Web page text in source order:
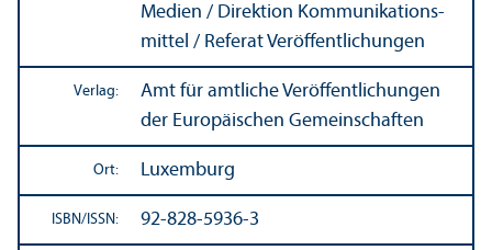
Medien / Direktion Kommunikations­
mittel / Referat Veröffentlichungen
Verlag:
Amt für amtliche Veröffentlichungen
der Europäischen Gemeinschaften
Ort: Luxemburg
ISBN/ ISSN: 92-828-5936-3